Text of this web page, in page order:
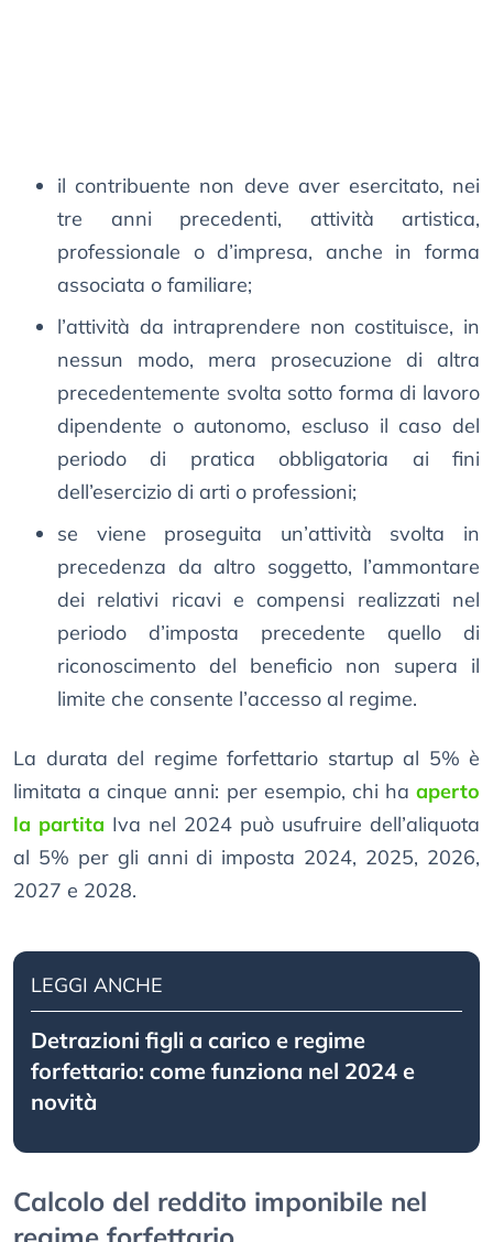
il contribuente non deve aver esercitato, nei
tre anni precedenti, attività artistica,
professionale o d’impresa, anche in forma
associata o familiare;
l’attività da intraprendere non costituisce, in
nessun modo, mera prosecuzione di altra
precedentemente svolta sotto forma di lavoro
dipendente o autonomo, escluso il caso del
periodo di pratica obbligatoria ai fini
dell’esercizio di arti o professioni;
se viene proseguita un’attività svolta in
precedenza da altro soggetto, l’ammontare
dei relativi ricavi e compensi realizzati nel
periodo d’imposta precedente quello di
riconoscimento del beneficio non supera il
limite che consente l’accesso al regime.
La durata del regime forfettario startup al 5% è
limitata a cinque anni: per esempio, chi ha aperto
la partita Iva nel 2024 può usufruire dell’aliquota
al 5% per gli anni di imposta 2024, 2025, 2026,
2027 e 2028.
LEGGI ANCHE
Detrazioni figli a carico e regime
forfettario: come funziona nel 2024 e
novità
Calcolo del reddito imponibile nel